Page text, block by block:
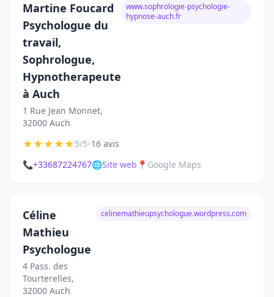
Martine Foucard
Psychologue du
travail,
Sophrologue,
Hypnotherapeute
à Auch
1 Rue Jean Monnet,
32000 Auch
www.sophrologie-psychologie-
hypnose-auch.fr
★★★★★5/5•16 avis
📞+33687224767🌐Site web 📍 Google Maps
Céline
Mathieu
Psychologue
4 Pass. des
Tourterelles,
32000 Auch
celinemathieupsychologue.wordpress.com